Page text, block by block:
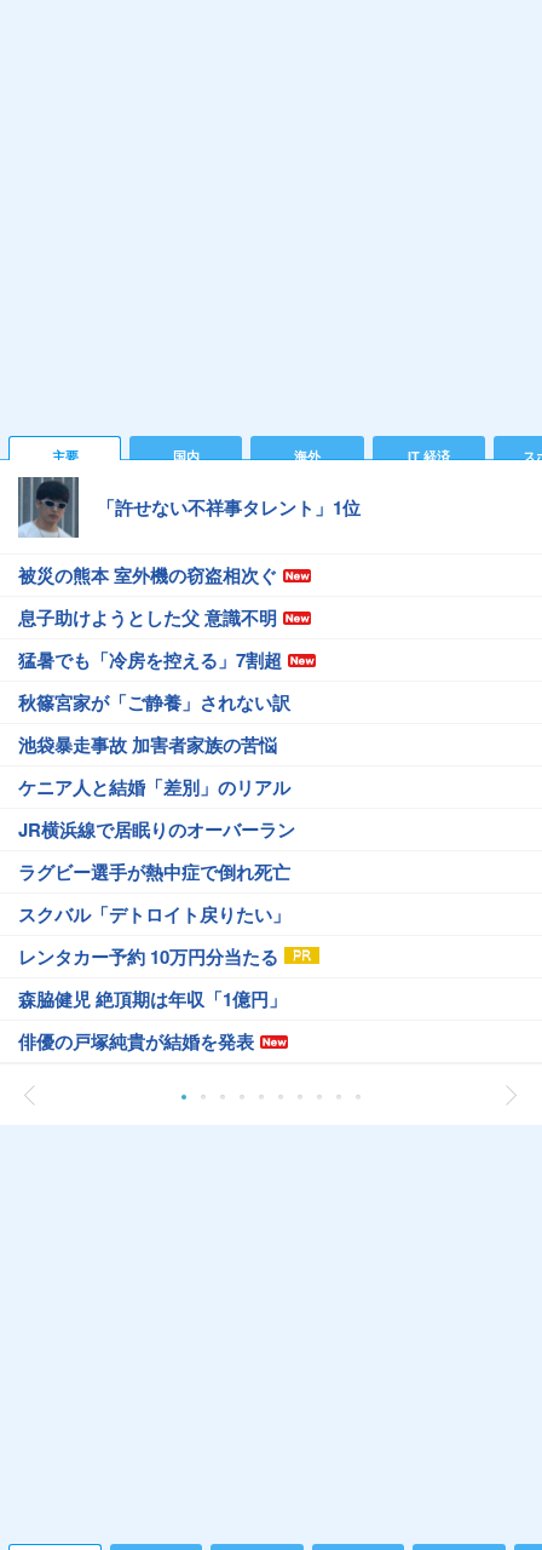
主要 国内 海外 IT 経済 ス
「許せない不祥事タレント」1位
被災の熊本 室外機の窃盗相次ぐ
息子助けようとした父 意識不明
猛暑でも「冷房を控える」7割超
秋篠宮家が「ご静養」されない訳
池袋暴走事故 加害者家族の苦悩
ケニア人と結婚「差別」のリアル
JR横浜線で居眠りのオーバーラン
ラグビー選手が熱中症で倒れ死亡
スクバル「デトロイト戻りたい」
レンタカー予約 10万円分当たる
森脇健児 絶頂期は年収「1億円」
俳優の戸塚純貴が結婚を発表